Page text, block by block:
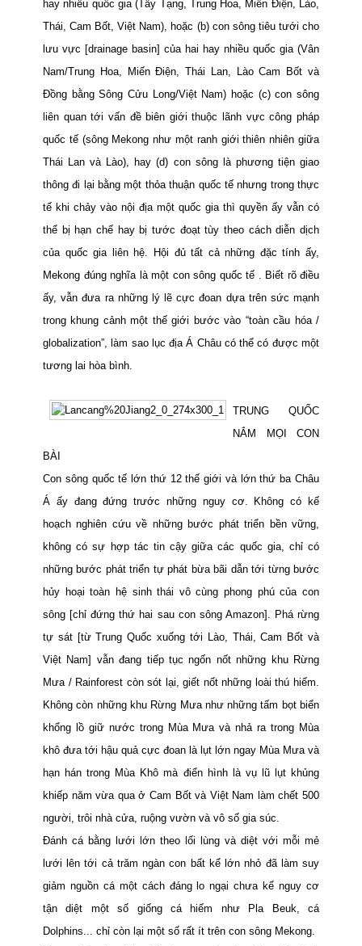
hay nhiều quốc gia (Tây Tạng, Trung Hoa, Miến Điện, Lào,
Thái, Cam Bốt, Việt Nam), hoặc (b) con sông tiêu tưới cho
lưu vực [drainage basin] của hai hay nhiều quốc gia (Vân
Nam/Trung Hoa, Miến Điện, Thái Lan, Lào Cam Bốt và
Đồng bằng Sông Cửu Long/Việt Nam) hoặc (c) con sông
liên quan tới vấn đề biên giới thuộc lãnh vực công pháp
quốc tế (sông Mekong như một ranh giới thiên nhiên giữa
Thái Lan và Lào), hay (d) con sông là phương tiện giao
thông đi lại bằng một thỏa thuận quốc tế nhưng trong thực
tế khi chảy vào nội địa một quốc gia thì quyền ấy vẫn có
thể bị hạn chế hay bị tước đoạt tùy theo cách diễn dịch
của quốc gia liên hệ. Hội đủ tất cả những đặc tính ấy,
Mekong đúng nghĩa là một con sông quốc tế . Biết rõ điều
ấy, vẫn đưa ra những lý lẽ cực đoan dựa trên sức mạnh
trong khung cảnh một thế giới bước vào “toàn cầu hóa /
globalization”, làm sao lục địa Á Châu có thể có được một
tương lai hòa bình.
TRUNG QUỐC
NẮM MỌI CON
BÀI
Con sông quốc tế lớn thứ 12 thế giới và lớn thứ ba Châu
Á ấy đang đứng trước những nguy cơ. Không có kế
hoạch nghiên cứu về những bước phát triển bền vững,
không có sự hợp tác tin cậy giữa các quốc gia, chỉ có
những bước phát triển tự phát bừa bãi dẫn tới từng bước
hủy hoại toàn hệ sinh thái vô cùng phong phú của con
sông [chỉ đứng thứ hai sau con sông Amazon]. Phá rừng
tự sát [từ Trung Quốc xuống tới Lào, Thái, Cam Bốt và
Việt Nam] vẫn đang tiếp tục ngốn nốt những khu Rừng
Mưa / Rainforest còn sót lại, giết nốt những loài thú hiếm.
Không còn những khu Rừng Mưa như những tấm bọt biển
khổng lồ giữ nước trong Mùa Mưa và nhả ra trong Mùa
khô đưa tới hậu quả cực đoan là lụt lớn ngay Mùa Mưa và
hạn hán trong Mùa Khô mà điển hình là vụ lũ lụt khủng
khiếp năm vừa qua ở Cam Bốt và Việt Nam làm chết 500
người, trôi nhà cửa, ruộng vườn và vô số gia súc.
Đánh cá bằng lưới lớn theo lối lùng và diệt với mỗi mẻ
lưới lên tới cả trăm ngàn con bất kể lớn nhỏ đã làm suy
giảm nguồn cá một cách đáng lo ngại chưa kể nguy cơ
tận diệt một số giống cá hiếm như Pla Beuk, cá
Dolphins... chỉ còn lại một số rất ít trên con sông Mekong.